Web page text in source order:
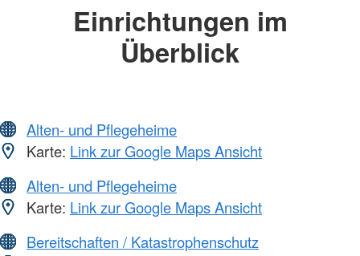
Einrichtungen im
Überblick
Alten- und Pflegeheime
Karte: Link zur Google Maps Ansicht
Alten- und Pflegeheime
Karte: Link zur Google Maps Ansicht
Bereitschaften / Katastrophenschutz